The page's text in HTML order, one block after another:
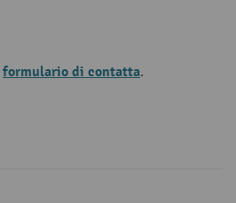
formulario di contatta.